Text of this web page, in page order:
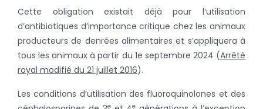
Cette obligation existait déjà pour l’utilisation
d’antibiotiques d’importance critique chez les animaux
producteurs de denrées alimentaires et s’appliquera à
tous les animaux à partir du 1e septembre 2024 (Arrêté
royal modifié du 21 juillet 2016).
Les conditions d’utilisation des fluoroquinolones et des
e e